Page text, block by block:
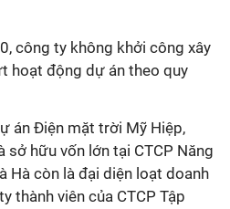
công ty không khởi công xây
hoạt động dự án theo quy
án Điện mặt trời Mỹ Hiệp,
sở hữu vốn lớn tại CTCP Năng
Hà còn là đại diện loạt doanh
thành viên của CTCP Tập